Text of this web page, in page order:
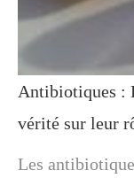
Antibiotiques :
vérité sur leur
Les